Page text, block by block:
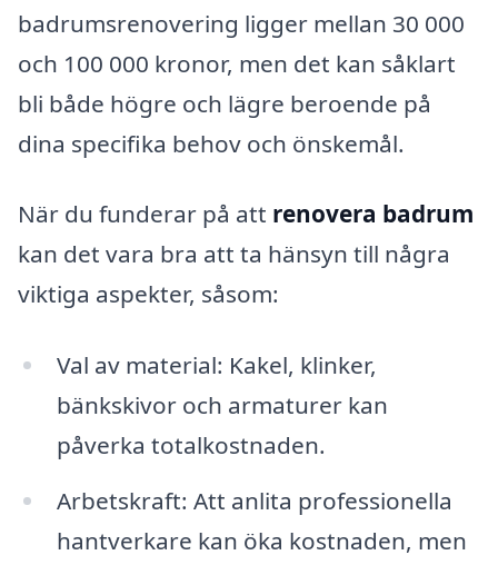
badrumsrenovering ligger mellan 30 000
och 100 000 kronor, men det kan såklart
bli både högre och lägre beroende på
dina specifika behov och önskemål.
När du funderar på att renovera badrum
kan det vara bra att ta hänsyn till några
viktiga aspekter, såsom:
Val av material: Kakel, klinker,
bänkskivor och armaturer kan
påverka totalkostnaden.
Arbetskraft: Att anlita professionella
hantverkare kan öka kostnaden, men